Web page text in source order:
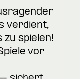
verdient,
zu spielen!
vor